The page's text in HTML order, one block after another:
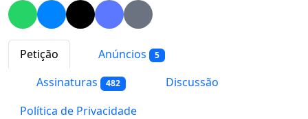
Petição Anúncios 5
Assinaturas 482
Discussão
Política de Privacidade